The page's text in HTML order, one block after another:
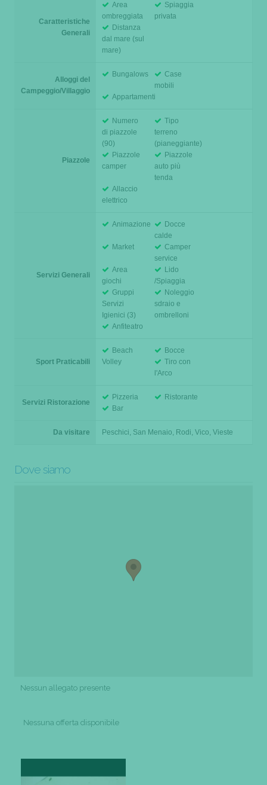
Caratteristiche
Generali
Area
ombreggiata
Spiaggia
privata
Distanza
dal mare (sul
mare)
Alloggi del
Campeggio/Villaggio
Bungalows
Case
mobili
Appartamenti
Piazzole
Numero
di piazzole
(90)
Tipo
terreno
(pianeggiante)
Piazzole
camper
Piazzole
auto più
tenda
Allaccio
elettrico
Servizi Generali
Animazione
Docce
calde
Market
Camper
service
Area
giochi
Lido
/Spiaggia
Gruppi
Servizi
Igienici (3)
Noleggio
sdraio e
ombrelloni
Anfiteatro
Sport Praticabili
Beach
Volley
Bocce
Tiro con
l'Arco
Servizi Ristorazione
Pizzeria
Ristorante
Bar
Da visitare Peschici, San Menaio, Rodi, Vico, Vieste
Dove siamo
Nessun allegato presente
Nessuna offerta disponibile